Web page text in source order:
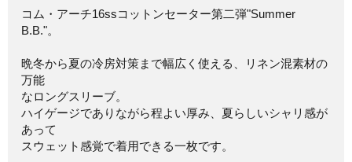
コム・アーチ16ssコットンセーター第二弾"Summer
B.B."。
晩冬から夏の冷房対策まで幅広く使える、リネン混素材の
万能
なロングスリーブ。
ハイゲージでありながら程よい厚み、夏らしいシャリ感が
あって
スウェット感覚で着用できる一枚です。